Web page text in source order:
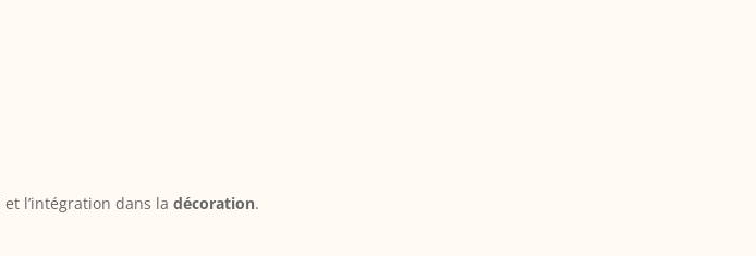
l’intégration dans la décoration.